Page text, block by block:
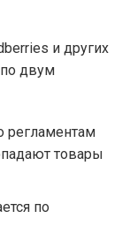
и других
двум
регламентам
товары
по